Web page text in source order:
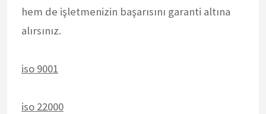
hem de işletmenizin başarısını garanti altına
alırsınız.
iso 9001
iso 22000